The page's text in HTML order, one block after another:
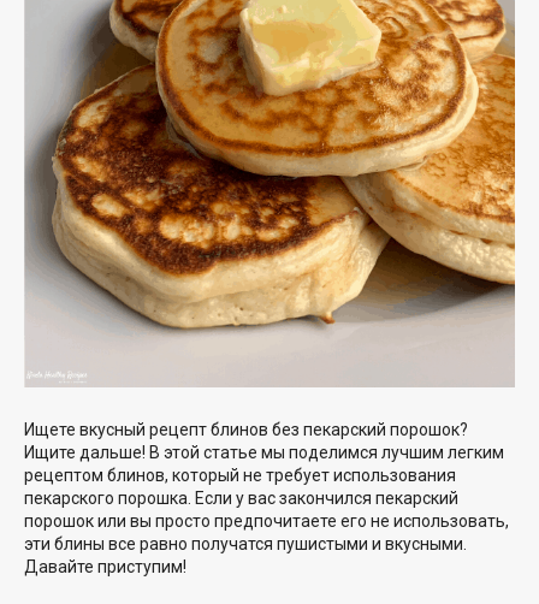
Ищете вкусный рецепт блинов без пекарский порошок?
Ищите дальше! В этой статье мы поделимся лучшим легким
рецептом блинов, который не требует использования
пекарского порошка. Если у вас закончился пекарский
порошок или вы просто предпочитаете его не использовать,
эти блины все равно получатся пушистыми и вкусными.
Давайте приступим!